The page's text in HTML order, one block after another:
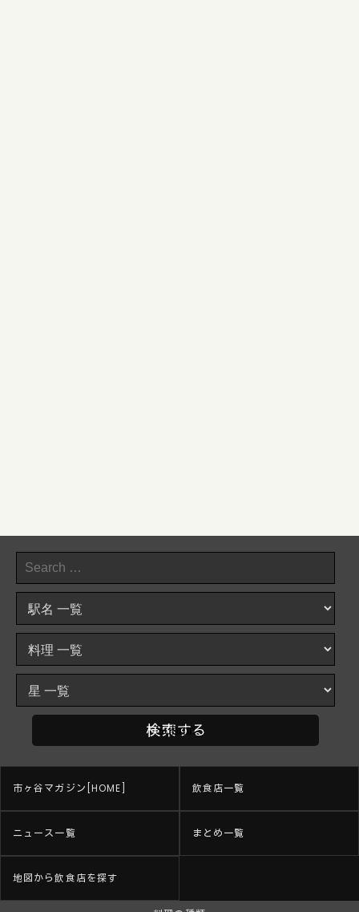
市ヶ谷マガジン[HOME] 飲食店一覧
ニュース一覧 まとめ一覧
地図から飲食店を探す